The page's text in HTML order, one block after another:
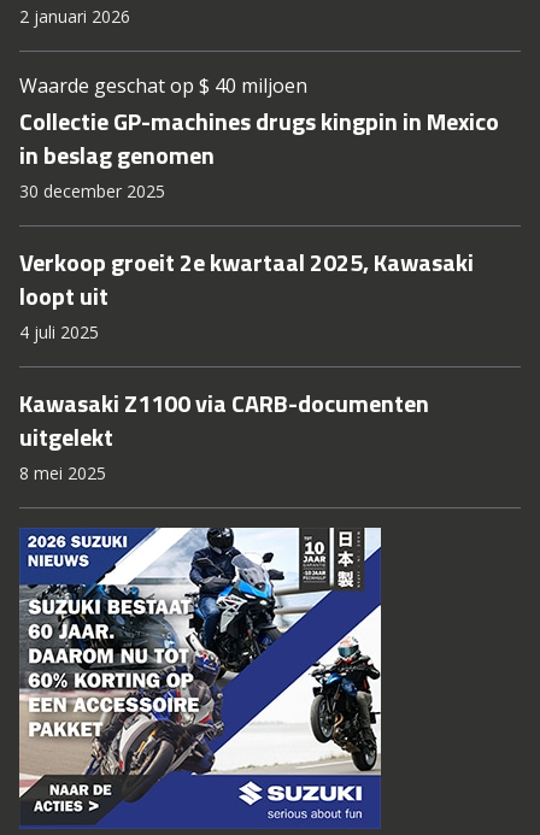
2 januari 2026
Waarde geschat op $ 40 miljoen
Collectie GP-machines drugs kingpin in Mexico
in beslag genomen
30 december 2025
Verkoop groeit 2e kwartaal 2025, Kawasaki
loopt uit
4 juli 2025
Kawasaki Z1100 via CARB-documenten
uitgelekt
8 mei 2025